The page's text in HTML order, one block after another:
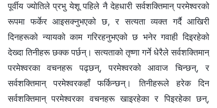
पूर्वीय ज्योतिले प्रभु येशू पहिले नै देहधारी सर्वशक्तिमान्‌ परमेश्‍वरको
रूपमा फर्केर आइसक्नुभएको छ, र सत्यता व्यक्त गर्दै आखिरी
दिनहरूको न्यायको काम गरिरहनुभएको छ भनेर गवाही दिइरहेको
देख्दा तिनीहरू छक्‍क पर्छन्। सत्यताको तृष्णा गर्ने धेरैले सर्वशक्तिमान्‌
परमेश्‍वरका वचनहरू पढ्छन्, परमेश्‍वरको आवाज चिन्छन्, र
सर्वशक्तिमान्‌ परमेश्‍वरकहाँ फर्किन्छन्। तिनीहरूले हरेक दिन
सर्वशक्तिमान्‌ परमेश्‍वरका वचनहरू खाइरहेका र पिइरहेका छन्,